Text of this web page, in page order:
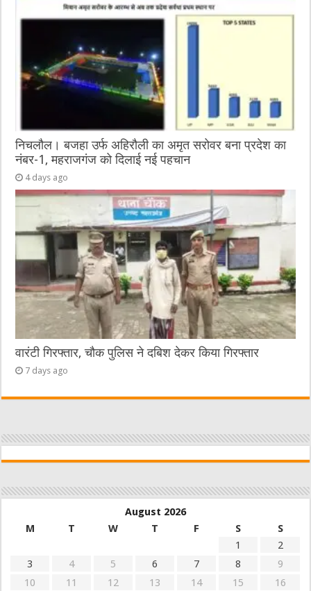
निचलौल। बजहा उर्फ अहिरौली का अमृत सरोवर बना प्रदेश का
नंबर-1, महराजगंज को दिलाई नई पहचान
4 days ago
वारंटी गिरफ्तार, चौक पुलिस ने दबिश देकर किया गिरफ्तार
7 days ago
August 2026
M
T W T F S
S
1
2
3
4 5 6 7 8
9
10
11 12 13 14 15
16